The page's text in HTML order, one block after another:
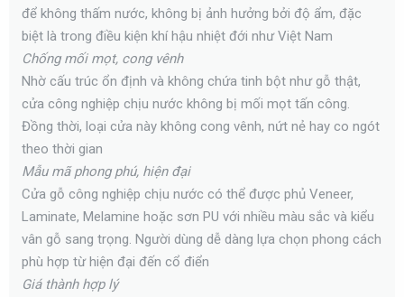
để không thấm nước, không bị ảnh hưởng bởi độ ẩm, đặc
biệt là trong điều kiện khí hậu nhiệt đới như Việt Nam
Chống mối mọt, cong vênh
Nhờ cấu trúc ổn định và không chứa tinh bột như gỗ thật,
cửa công nghiệp chịu nước không bị mối mọt tấn công.
Đồng thời, loại cửa này không cong vênh, nứt nẻ hay co ngót
theo thời gian
Mẫu mã phong phú, hiện đại
Cửa gỗ công nghiệp chịu nước có thể được phủ Veneer,
Laminate, Melamine hoặc sơn PU với nhiều màu sắc và kiểu
vân gỗ sang trọng. Người dùng dễ dàng lựa chọn phong cách
phù hợp từ hiện đại đến cổ điển
Giá thành hợp lý